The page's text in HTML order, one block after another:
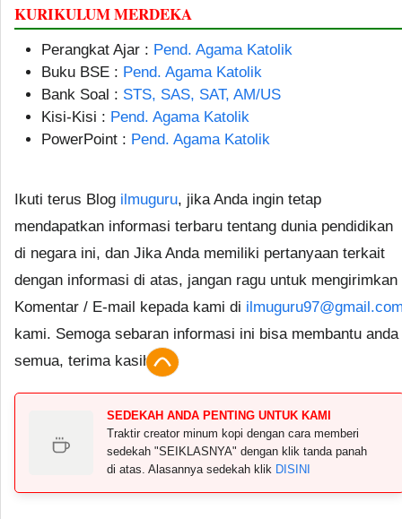
KURIKULUM MERDEKA
Perangkat Ajar : Pend. Agama Katolik
Buku BSE : Pend. Agama Katolik
Bank Soal : STS, SAS, SAT, AM/US
Kisi-Kisi : Pend. Agama Katolik
PowerPoint : Pend. Agama Katolik
Ikuti terus Blog ilmuguru, jika Anda ingin tetap
mendapatkan informasi terbaru tentang dunia pendidikan
di negara ini, dan Jika Anda memiliki pertanyaan terkait
dengan informasi di atas, jangan ragu untuk mengirimkan
Komentar / E-mail kepada kami di
kami. Semoga sebaran informasi ini bisa membantu anda
semua, terima kasih.
SEDEKAH ANDA PENTING UNTUK KAMI
Traktir creator minum kopi dengan cara memberi
sedekah "SEIKLASNYA" dengan klik tanda panah
di atas. Alasannya sedekah klik DISINI